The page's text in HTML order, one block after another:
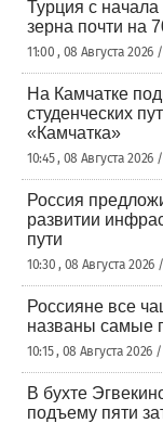
Турция с начала
зерна почти на
11:00 , 08 Августа 2026
На Камчатке
студенческих
«Камчатка»
10:45 , 08 Августа 2026
Россия
развитии
пути
10:30 , 08 Августа 2026
Россияне все
названы самые
10:15 , 08 Августа 2026
В бухте
подъему пяти